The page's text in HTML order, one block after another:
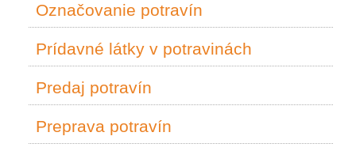
Označovanie potravín
Prídavné látky v potravinách
Predaj potravín
Preprava potravín